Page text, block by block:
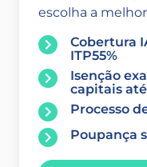
escolha a
Cobertura
ITP55%
Isenção
capitais
Processo
Poupança